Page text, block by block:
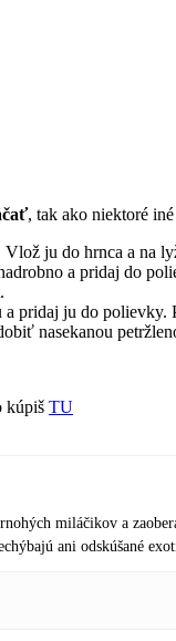
, tak ako niektoré
ju do hrnca a na
a pridaj do
pridaj ju do polievky.
nasekanou
kúpiš TU
miláčikov a
ani odskúšané